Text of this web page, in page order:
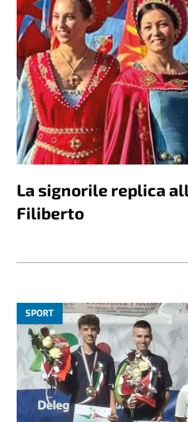
La signorile replica
Filiberto
SPORT